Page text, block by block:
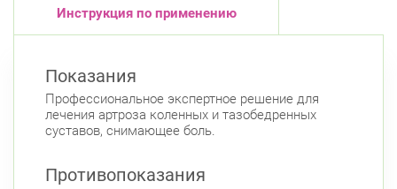
Инструкция по применению
Показания
Профессиональное экспертное решение для
лечения артроза коленных и тазобедренных
суставов, снимающее боль.
Противопоказания